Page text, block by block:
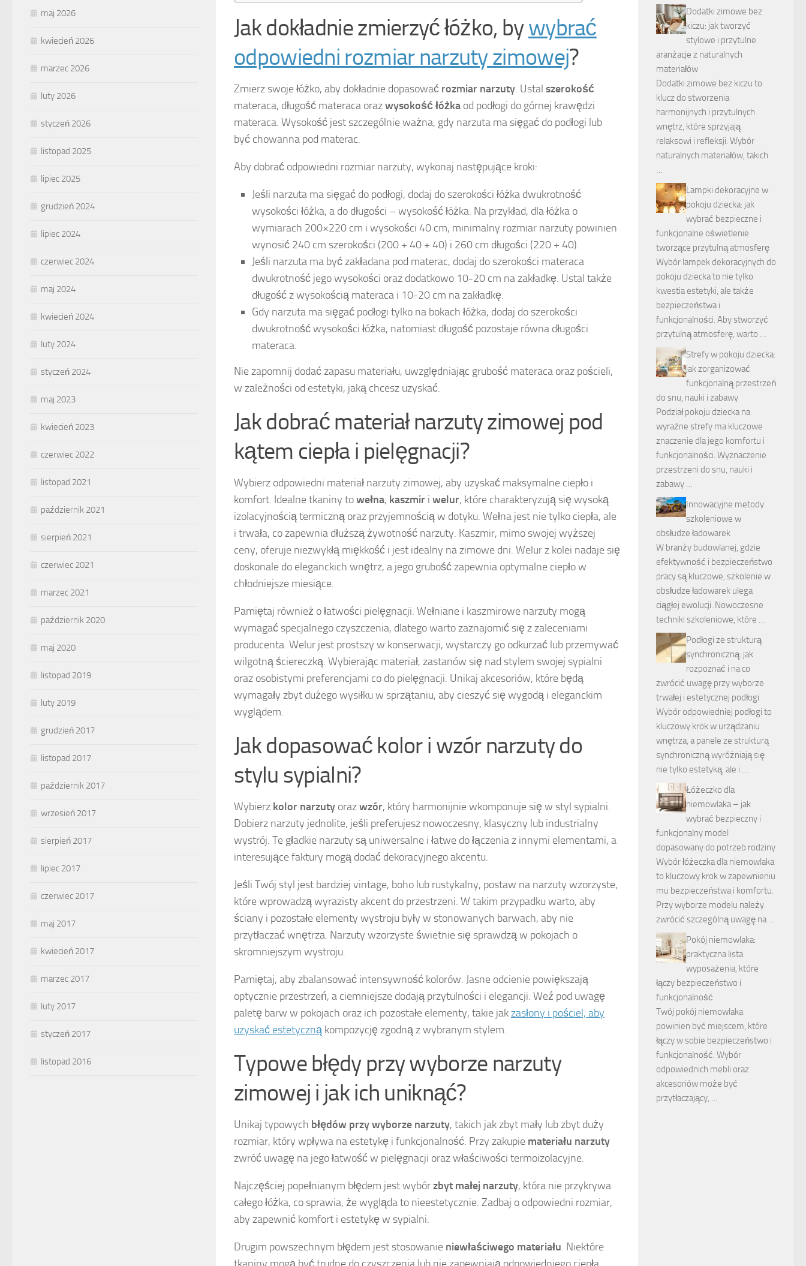
Jak dokładnie zmierzyć łóżko, bywybrać
odpowiedni rozmiar narzuty zimowej?
Zmierz swoje łóżko, aby dokładnie dopasować rozmiar narzuty. Ustal szerokość
materaca, długość materaca orazwysokość łóżka od podłogi do górnej krawędzi
materaca. Wysokość jest szczególnie ważna, gdy narzuta ma sięgać do podłogi lub
być chowanna pod materac.
Aby dobrać odpowiedni rozmiar narzuty, wykonaj następujące kroki:
Jeśli narzuta ma sięgać do podłogi, dodaj do szerokości łóżka dwukrotność
wysokości łóżka, a do długości – wysokość łóżka. Na przykład, dla łóżka o
wymiarach 200×220 cm i wysokości 40 cm, minimalny rozmiar narzuty powinien
wynosić 240 cm szerokości (200 + 40 + 40) i 260 cm długości (220 + 40).
Jeśli narzuta ma być zakładana pod materac, dodaj do szerokości materaca
dwukrotność jego wysokości oraz dodatkowo 10-20 cm na zakładkę. Ustal także
długość z wysokością materaca i 10-20 cm na zakładkę.
Gdy narzuta ma sięgać podłogi tylko na bokach łóżka, dodaj do szerokości
dwukrotność wysokości łóżka, natomiast długość pozostaje równa długości
materaca.
Nie zapomnij dodać zapasu materiału, uwzględniając grubość materaca oraz pościeli,
w zależności od estetyki, jaką chcesz uzyskać.
Jak dobrać materiał narzuty zimowej pod
kątem ciepła i pielęgnacji?
Wybierz odpowiedni materiał narzuty zimowej, aby uzyskać maksymalne ciepło i
komfort. Idealne tkaniny towełna, kaszmir i welur, które charakteryzują się wysoką
izolacyjnością termiczną oraz przyjemnością w dotyku. Wełna jest nie tylko ciepła, ale
i trwała, co zapewnia dłuższą żywotność narzuty. Kaszmir, mimo swojej wyższej
ceny, oferuje niezwykłą miękkość i jest idealny na zimowe dni. Welur z kolei nadaje się
doskonale do eleganckich wnętrz, a jego grubość zapewnia optymalne ciepło w
chłodniejsze miesiące.
Pamiętaj również o łatwości pielęgnacji. Wełniane i kaszmirowe narzuty mogą
wymagać specjalnego czyszczenia, dlatego warto zaznajomić się z zaleceniami
producenta. Welur jest prostszy w konserwacji, wystarczy go odkurzać lub przemywać
wilgotną ściereczką. Wybierając materiał, zastanów się nad stylem swojej sypialni
oraz osobistymi preferencjami co do pielęgnacji. Unikaj akcesoriów, które będą
wymagały zbyt dużego wysiłku w sprzątaniu, aby cieszyć się wygodą i eleganckim
wyglądem.
Jak dopasować kolor i wzór narzuty do
stylu sypialni?
Wybierz kolor narzuty orazwzór, który harmonijnie wkomponuje się w styl sypialni.
Dobierz narzuty jednolite, jeśli preferujesz nowoczesny, klasyczny lub industrialny
wystrój. Te gładkie narzuty są uniwersalne i łatwe do łączenia z innymi elementami, a
interesujące faktury mogą dodać dekoracyjnego akcentu.
Jeśli Twój styl jest bardziej vintage, boho lub rustykalny, postaw na narzuty wzorzyste,
które wprowadzą wyrazisty akcent do przestrzeni. W takim przypadku warto, aby
ściany i pozostałe elementy wystroju były w stonowanych barwach, aby nie
przytłaczać wnętrza. Narzuty wzorzyste świetnie się sprawdzą w pokojach o
skromniejszym wystroju.
Pamiętaj, aby zbalansować intensywność kolorów. Jasne odcienie powiększają
optycznie przestrzeń, a ciemniejsze dodają przytulności i elegancji. Weź pod uwagę
paletę barw w pokojach oraz ich pozostałe elementy, takie jakzasłony i pościel, aby
uzyskać estetyczną kompozycję zgodną z wybranym stylem.
Typowe błędy przy wyborze narzuty
zimowej i jak ich uniknąć?
Unikaj typowych błędów przy wyborze narzuty, takich jak zbyt mały lub zbyt duży
rozmiar, który wpływa na estetykę i funkcjonalność. Przy zakupie materiału narzuty
zwróć uwagę na jego łatwość w pielęgnacji oraz właściwości termoizolacyjne.
Najczęściej popełnianym błędem jest wybórzbyt małej narzuty, która nie przykrywa
całego łóżka, co sprawia, że wygląda to nieestetycznie. Zadbaj o odpowiedni rozmiar,
aby zapewnić komfort i estetykę w sypialni.
Drugim powszechnym błędem jest stosowanie niewłaściwego materiału. Niektóre
maj 2026
kwiecień 2026
marzec 2026
luty 2026
styczeń 2026
listopad 2025
lipiec 2025
grudzień 2024
lipiec 2024
czerwiec 2024
maj 2024
kwiecień 2024
luty 2024
styczeń 2024
maj 2023
kwiecień 2023
czerwiec 2022
listopad 2021
październik 2021
sierpień 2021
czerwiec 2021
marzec 2021
październik 2020
maj 2020
listopad 2019
luty 2019
grudzień 2017
listopad 2017
październik 2017
wrzesień 2017
sierpień 2017
lipiec 2017
czerwiec 2017
maj 2017
kwiecień 2017
marzec 2017
luty 2017
styczeń 2017
listopad 2016
Dodatki zimowe bez
kiczu: jak tworzyć
stylowe i przytulne
aranżacje z naturalnych
materiałów
Dodatki zimowe bez kiczu to
klucz do stworzenia
harmonijnych i przytulnych
wnętrz, które sprzyjają
relaksowi i refleksji. Wybór
naturalnych materiałów, takich
…
Lampki dekoracyjne w
pokoju dziecka: jak
wybrać bezpieczne i
funkcjonalne oświetlenie
tworzące przytulną atmosferę
Wybór lampek dekoracyjnych do
pokoju dziecka to nie tylko
kwestia estetyki, ale także
bezpieczeństwa i
funkcjonalności. Aby stworzyć
przytulną atmosferę, warto …
Strefy w pokoju dziecka:
jak zorganizować
funkcjonalną przestrzeń
do snu, nauki i zabawy
Podział pokoju dziecka na
wyraźne strefy ma kluczowe
znaczenie dla jego komfortu i
funkcjonalności. Wyznaczenie
przestrzeni do snu, nauki i
zabawy …
Innowacyjne metody
szkoleniowe w
obsłudze ładowarek
W branży budowlanej, gdzie
efektywność i bezpieczeństwo
pracy są kluczowe, szkolenie w
obsłudze ładowarek ulega
ciągłej ewolucji. Nowoczesne
techniki szkoleniowe, które …
Podłogi ze strukturą
synchroniczną: jak
rozpoznać i na co
zwrócić uwagę przy wyborze
trwałej i estetycznej podłogi
Wybór odpowiedniej podłogi to
kluczowy krok w urządzaniu
wnętrza, a panele ze strukturą
synchroniczną wyróżniają się
nie tylko estetyką, ale i …
Łóżeczko dla
niemowlaka – jak
wybrać bezpieczny i
funkcjonalny model
dopasowany do potrzeb rodziny
Wybór łóżeczka dla niemowlaka
to kluczowy krok w zapewnieniu
mu bezpieczeństwa i komfortu.
Przy wyborze modelu należy
zwrócić szczególną uwagę na …
Pokój niemowlaka:
praktyczna lista
wyposażenia, które
łączy bezpieczeństwo i
funkcjonalność
Twój pokój niemowlaka
powinien być miejscem, które
łączy w sobie bezpieczeństwo i
funkcjonalność. Wybór
odpowiednich mebli oraz
akcesoriów może być
przytłaczający, …